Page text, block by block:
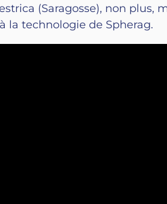
(Saragosse), non plus,
la technologie de Spherag.